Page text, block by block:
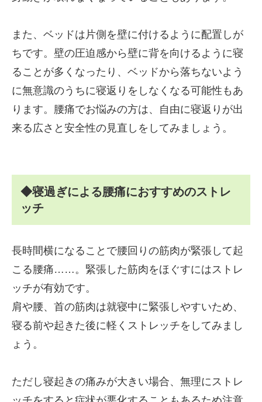
また、ベッドは片側を壁に付けるように配置しが
ちです。壁の圧迫感から壁に背を向けるように寝
ることが多くなったり、ベッドから落ちないよう
に無意識のうちに寝返りをしなくなる可能性もあ
ります。腰痛でお悩みの方は、自由に寝返りが出
来る広さと安全性の見直しをしてみましょう。
◆寝過ぎによる腰痛におすすめのストレ
ッチ
長時間横になることで腰回りの筋肉が緊張して起
こる腰痛……。緊張した筋肉をほぐすにはストレ
ッチが有効です。
肩や腰、首の筋肉は就寝中に緊張しやすいため、
寝る前や起きた後に軽くストレッチをしてみまし
ょう。
ただし寝起きの痛みが大きい場合、無理にストレ